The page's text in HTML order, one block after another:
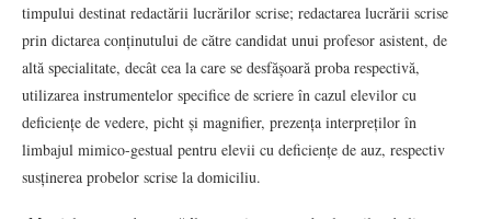
timpului destinat redactării lucrărilor scrise; redactarea lucrării scrise
prin dictarea conținutului de către candidat unui profesor asistent, de
altă specialitate, decât cea la care se desfășoară proba respectivă,
utilizarea instrumentelor specifice de scriere în cazul elevilor cu
deficiențe de vedere, picht și magnifier, prezența interpreților în
limbajul mimico-gestual pentru elevii cu deficiențe de auz, respectiv
susținerea probelor scrise la domiciliu.